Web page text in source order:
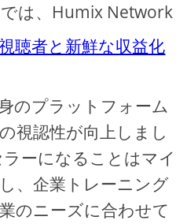
は、Humix Network
聴者と新鮮な収益化
のプラットフォーム
視認性が向上しまし
ーになることはマイ
、企業トレーニング
のニーズに合わせて